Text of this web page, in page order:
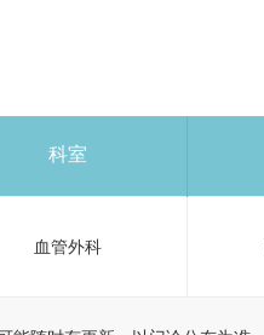
科室
血管外科